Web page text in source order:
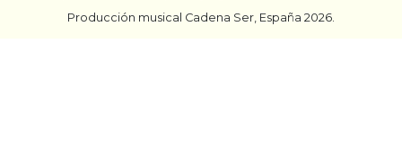
Producción musical Cadena Ser, España 2026.